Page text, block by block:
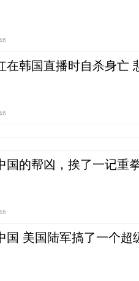
在韩国直播时自杀身亡
国的帮凶，挨了一记重
国 美国陆军搞了一个超